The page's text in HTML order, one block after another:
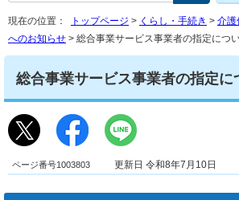
現在の位置： トップページ > くらし・手続き > 介護
へのお知らせ > 総合事業サービス事業者の指定につ
総合事業サービス事業者の指定に
ページ番号1003803 更新日 令和8年7月10日